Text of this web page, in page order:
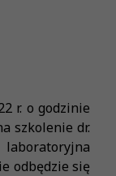
r. o godzinie
szkolenie dr.
odbędzie się